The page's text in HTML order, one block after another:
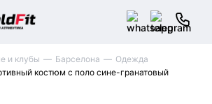
и клубы Барселона
Одежда
костюм с поло сине-гранатовый